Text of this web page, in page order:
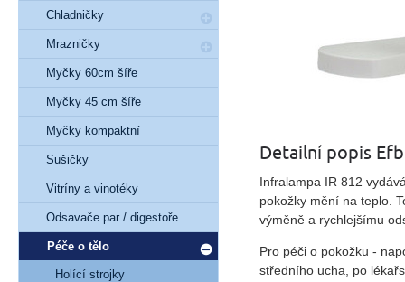
Detailní popis
Infralampa IR 812
pokožky mění na teplo.
výměně a rychlejšímu
Pro péči o pokožku -
středního ucha, po
Chladničky
Mrazničky
Myčky 60cm šíře
Myčky 45 cm šíře
Myčky kompaktní
Sušičky
Vitríny a vinotéky
Odsavače par / digestoře
Péče o tělo
Holící strojky